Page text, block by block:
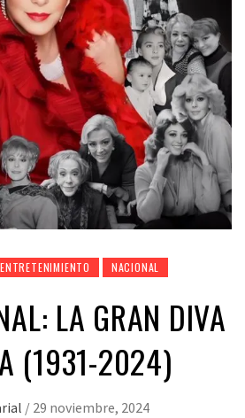
ENTRETENIMIENTO NACIONAL
LA GRAN DIVA
(1931-2024)
/ 29 noviembre, 2024